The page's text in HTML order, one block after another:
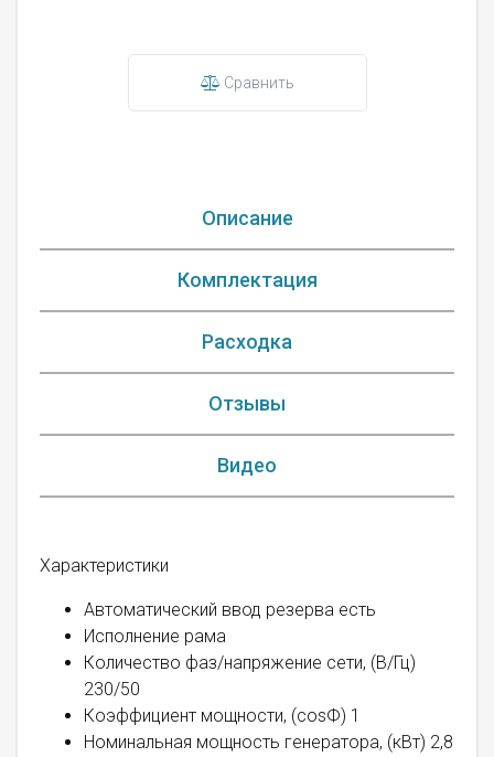
Сравнить
Описание
Комплектация
Расходка
Отзывы
Видео
Характеристики
Автоматический ввод резерва есть
Исполнение рама
Количество фаз/напряжение сети, (В/Гц)
230/50
Коэффициент мощности, (cosФ) 1
Номинальная мощность генератора, (кВт) 2,8